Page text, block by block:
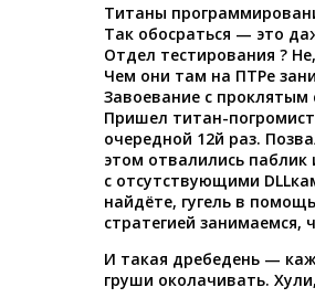
Титаны
Так обосраться — это
Отдел тестирования ?
Чем они там на ПТРе
Завоевание с
Пришел титан-
очередной 12й раз.
этом отвалились
с отсутствующими
найдёте, гугель в
стратегией занимаемся,
И такая дребедень —
груши околачивать.